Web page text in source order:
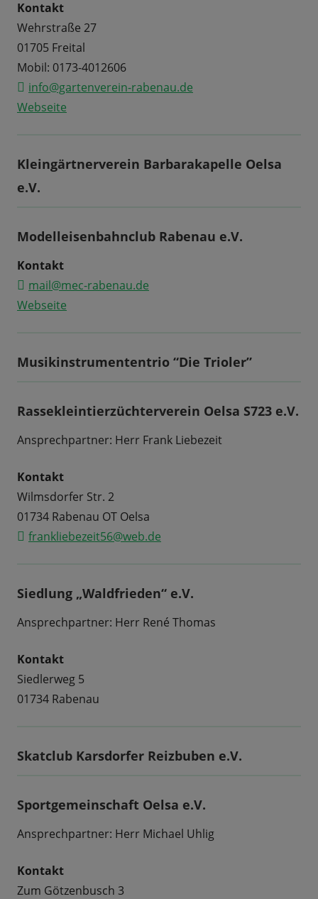
Kontakt
Wehrstraße 27
01705 Freital
Mobil: 0173-4012606
info@gartenverein-rabenau.de
Webseite
Kleingärtnerverein Barbarakapelle Oelsa
e.V.
Modelleisenbahnclub Rabenau e.V.
Kontakt
mail@mec-rabenau.de
Webseite
Musikinstrumententrio “Die Trioler”
Rassekleintierzüchterverein Oelsa S723 e.V.
Ansprechpartner: Herr Frank Liebezeit
Kontakt
Wilmsdorfer Str. 2
01734 Rabenau OT Oelsa
frankliebezeit56@web.de
Siedlung „Waldfrieden“ e.V.
Ansprechpartner: Herr René Thomas
Kontakt
Siedlerweg 5
01734 Rabenau
Skatclub Karsdorfer Reizbuben e.V.
Sportgemeinschaft Oelsa e.V.
Ansprechpartner: Herr Michael Uhlig
Kontakt
Zum Götzenbusch 3